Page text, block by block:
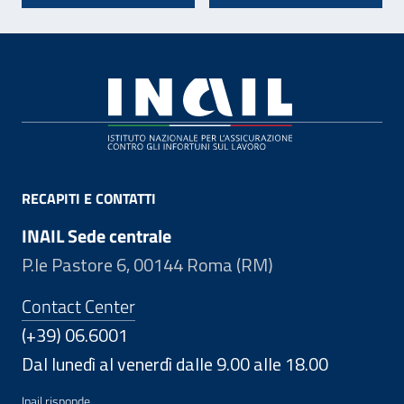
RECAPITI E CONTATTI
INAIL Sede centrale
P.le Pastore 6, 00144 Roma (RM)
Contact Center
(+39) 06.6001
Dal lunedì al venerdì dalle 9.00 alle 18.00